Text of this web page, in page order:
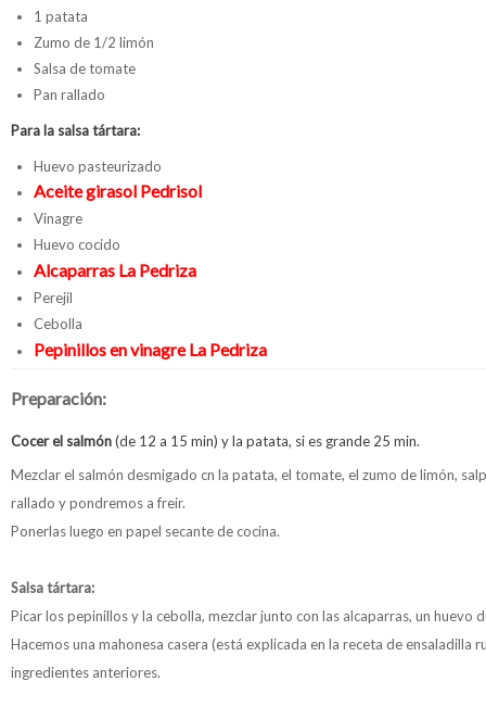
1 patata
Zumo de 1/2 limón
Salsa de tomate
Pan rallado
Para la salsa tártara:
Huevo pasteurizado
Aceite girasol Pedrisol
Vinagre
Huevo cocido
Alcaparras La Pedriza
Perejil
Cebolla
Pepinillos en vinagre La Pedriza
Preparación:
Cocer el salmón(de 12 a 15 min) y la patata, si es grande 25 min.
Mezclar el salmón desmigado cn la patata, el tomate, el zumo de limón,
rallado y pondremos a freir.
Ponerlas luego en papel secante de cocina.
Salsa tártara:
Picar los pepinillos y la cebolla, mezclar junto con las alcaparras, un huevo
Hacemos una mahonesa casera (está explicada en la receta de ensaladilla
ingredientes anteriores.